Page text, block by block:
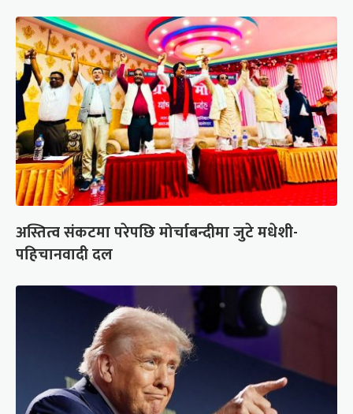
अस्तित्व संकटमा परेपछि मोर्चाबन्दीमा जुटे मधेशी-
पहिचानवादी दल